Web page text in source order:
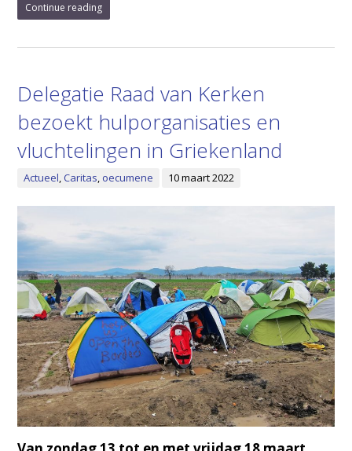
Continue reading
Delegatie Raad van Kerken
bezoekt hulporganisaties en
vluchtelingen in Griekenland
Actueel,Caritas, oecumene 10 maart 2022